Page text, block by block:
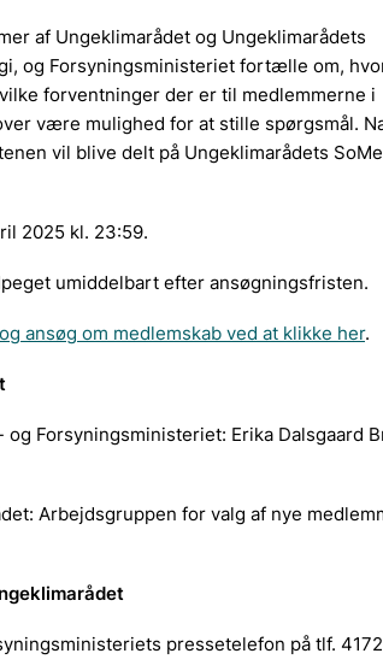
af Ungeklimarådet og Ungeklimarådets
og Forsyningsministeriet fortælle om,
forventninger der er til medlemmerne i
være mulighed for at stille spørgsmål.
vil blive delt på Ungeklimarådets
2025 kl. 23:59.
umiddelbart efter ansøgningsfristen.
ansøg om medlemskab ved at klikke her.
Forsyningsministeriet: Erika Dalsgaard
Arbejdsgruppen for valg af nye
pressetelefon på tlf.